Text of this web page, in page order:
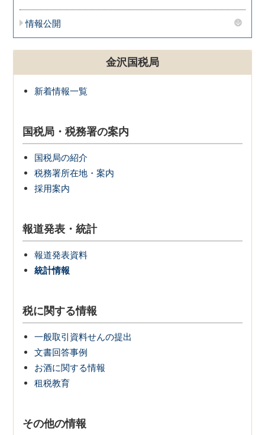
情報公開
金沢国税局
新着情報一覧
国税局・税務署の案内
国税局の紹介
税務署所在地・案内
採用案内
報道発表・統計
報道発表資料
統計情報
税に関する情報
一般取引資料せんの提出
文書回答事例
お酒に関する情報
租税教育
その他の情報